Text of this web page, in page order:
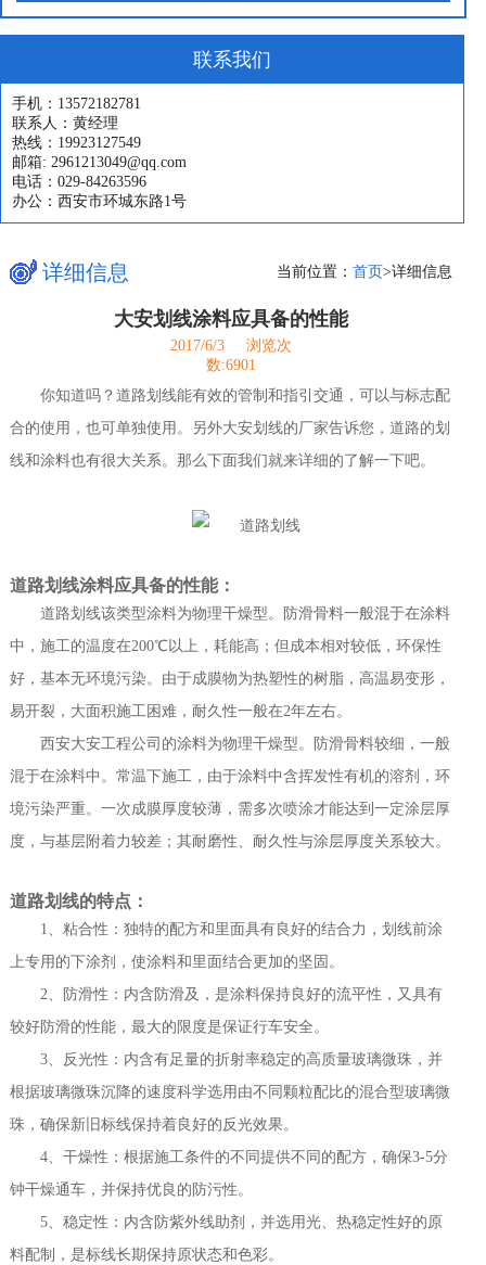
联系我们
手机：13572182781
联系人：黄经理
热线：19923127549
邮箱: 2961213049@qq.com
电话：029-84263596
办公：西安市环城东路1号
详细信息 当前位置：首页>详细信息
大安划线涂料应具备的性能
2017/6/3
浏览次
数:6901
你知道吗？道路划线能有效的管制和指引交通，可以与标志配
合的使用，也可单独使用。另外大安划线的厂家告诉您，道路的划
线和涂料也有很大关系。那么下面我们就来详细的了解一下吧。
道路划线涂料应具备的性能：
道路划线该类型涂料为物理干燥型。防滑骨料一般混于在涂料
中，施工的温度在200℃以上，耗能高；但成本相对较低，环保性
好，基本无环境污染。由于成膜物为热塑性的树脂，高温易变形，
易开裂，大面积施工困难，耐久性一般在2年左右。
西安大安工程公司的涂料为物理干燥型。防滑骨料较细，一般
混于在涂料中。常温下施工，由于涂料中含挥发性有机的溶剂，环
境污染严重。一次成膜厚度较薄，需多次喷涂才能达到一定涂层厚
度，与基层附着力较差；其耐磨性、耐久性与涂层厚度关系较大。
道路划线的特点：
1、粘合性：独特的配方和里面具有良好的结合力，划线前涂
上专用的下涂剂，使涂料和里面结合更加的坚固。
2、防滑性：内含防滑及，是涂料保持良好的流平性，又具有
较好防滑的性能，最大的限度是保证行车安全。
3、反光性：内含有足量的折射率稳定的高质量玻璃微珠，并
根据玻璃微珠沉降的速度科学选用由不同颗粒配比的混合型玻璃微
珠，确保新旧标线保持着良好的反光效果。
4、干燥性：根据施工条件的不同提供不同的配方，确保3-5分
钟干燥通车，并保持优良的防污性。
5、稳定性：内含防紫外线助剂，并选用光、热稳定性好的原
料配制，是标线长期保持原状态和色彩。